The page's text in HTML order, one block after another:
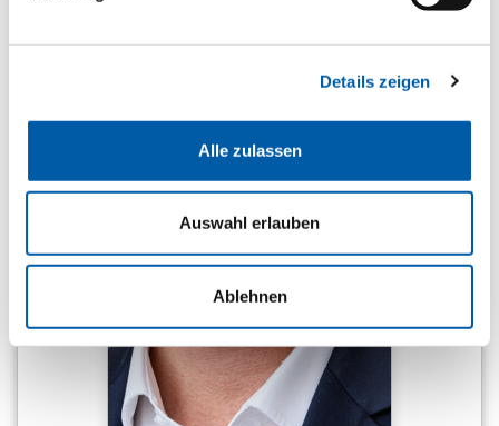
Details zeigen
Alle zulassen
Auswahl erlauben
Ablehnen